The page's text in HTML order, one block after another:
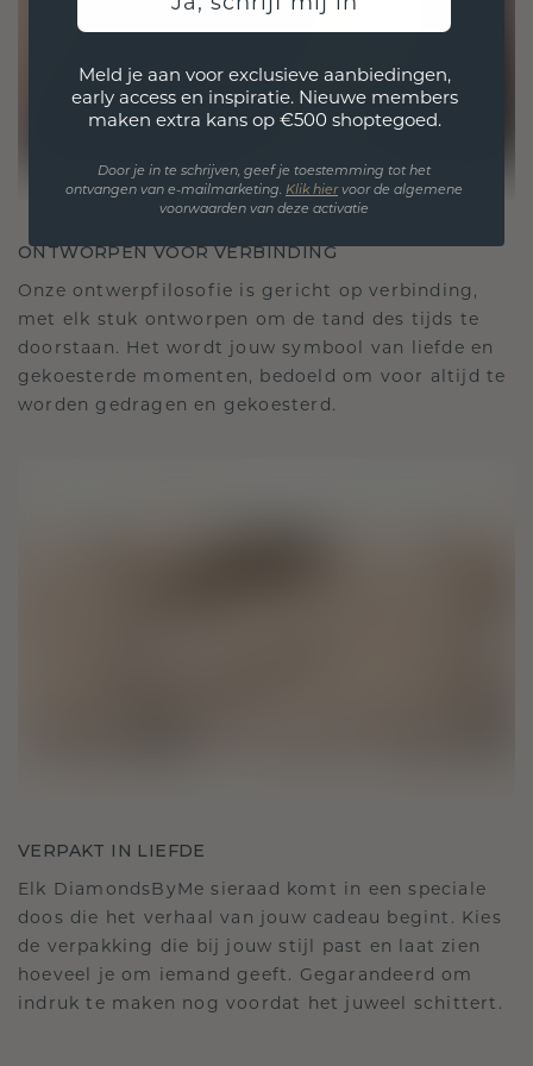
ONTWORPEN VOOR VERBINDING
Onze ontwerpfilosofie is gericht op verbinding,
met elk stuk ontworpen om de tand des tijds te
doorstaan. Het wordt jouw symbool van liefde en
gekoesterde momenten, bedoeld om voor altijd te
worden gedragen en gekoesterd.
VERPAKT IN LIEFDE
Elk DiamondsByMe sieraad komt in een speciale
doos die het verhaal van jouw cadeau begint. Kies
de verpakking die bij jouw stijl past en laat zien
hoeveel je om iemand geeft. Gegarandeerd om
indruk te maken nog voordat het juweel schittert.
Meld je aan voor exclusieve aanbiedingen,
early access en inspiratie. Nieuwe members
maken extra kans op €500 shoptegoed.
Door je in te schrijven, geef je toestemming tot het
ontvangen van e-mailmarketing. Klik hiervoor de algemene
voorwaarden van deze activatie